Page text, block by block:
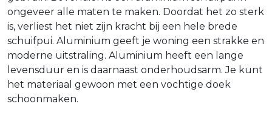
ongeveer alle maten te maken. Doordat het zo sterk
is, verliest het niet zijn kracht bij een hele brede
schuifpui. Aluminium geeft je woning een strakke en
moderne uitstraling. Aluminium heeft een lange
levensduur en is daarnaast onderhoudsarm. Je kunt
het materiaal gewoon met een vochtige doek
schoonmaken.